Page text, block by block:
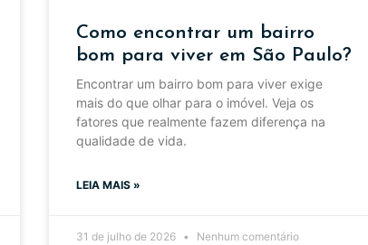
Como encontrar um bairro
bom para viver em São Paulo?
Encontrar um bairro bom para viver exige
mais do que olhar para o imóvel. Veja os
fatores que realmente fazem diferença na
qualidade de vida.
LEIA MAIS »
31 de julho de 2026 Nenhum comentário